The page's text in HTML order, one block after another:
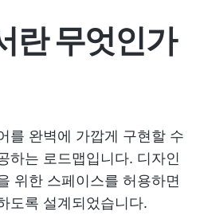
란 무엇인가
를 완벽에 가깝게 구현할 수
하는 로드맵입니다. 디자인
위한 스페이스를 허용하면
도록 설계되었습니다.